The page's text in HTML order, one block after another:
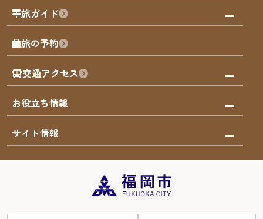
福岡を楽しむ
福岡のアート
福岡のナイトタイム
福岡の歴史・文化
サステナブルツーリズム
福岡検定
よかなび音声ガイド
観る・遊ぶ
屋台
買う
体験
泊まる
旅ガイド
モデルコース
AIおまかせコース
オリジナルプラン
みんなの旅行記
旅の予約
交通アクセス
市内交通ガイド
お得なチケット
お役立ち情報
お知らせ
災害情報
サイト情報
まち歩き・体験プログラム掲載申込